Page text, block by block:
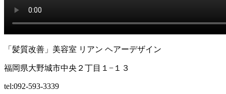
「髪質改善」美容室 リアン ヘアーデザイン
福岡県大野城市中央２丁目１−１３
tel:092-593-3339